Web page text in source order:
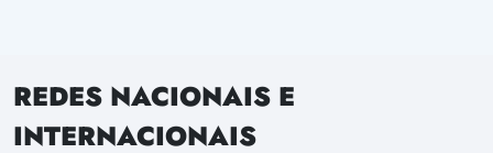
REDES NACIONAIS E
INTERNACIONAIS